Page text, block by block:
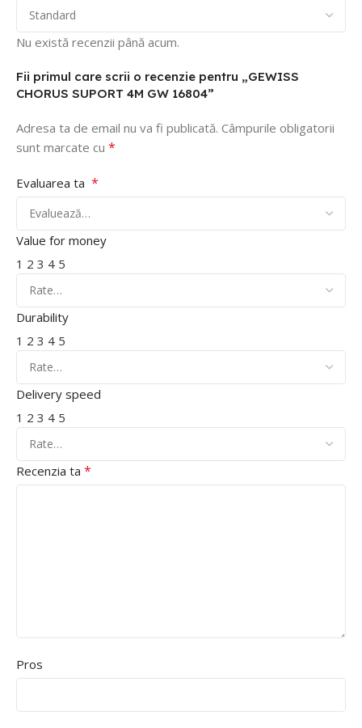
Nu există recenzii până acum.
Fii primul care scrii o recenzie pentru „GEWISS
CHORUS SUPORT 4M GW 16804”
Adresa ta de email nu va fi publicată. Câmpurile obligatorii
sunt marcate cu *
Evaluarea ta *
Value for money
1 2 3 4 5
Durability
1 2 3 4 5
Delivery speed
1 2 3 4 5
Recenzia ta *
Pros